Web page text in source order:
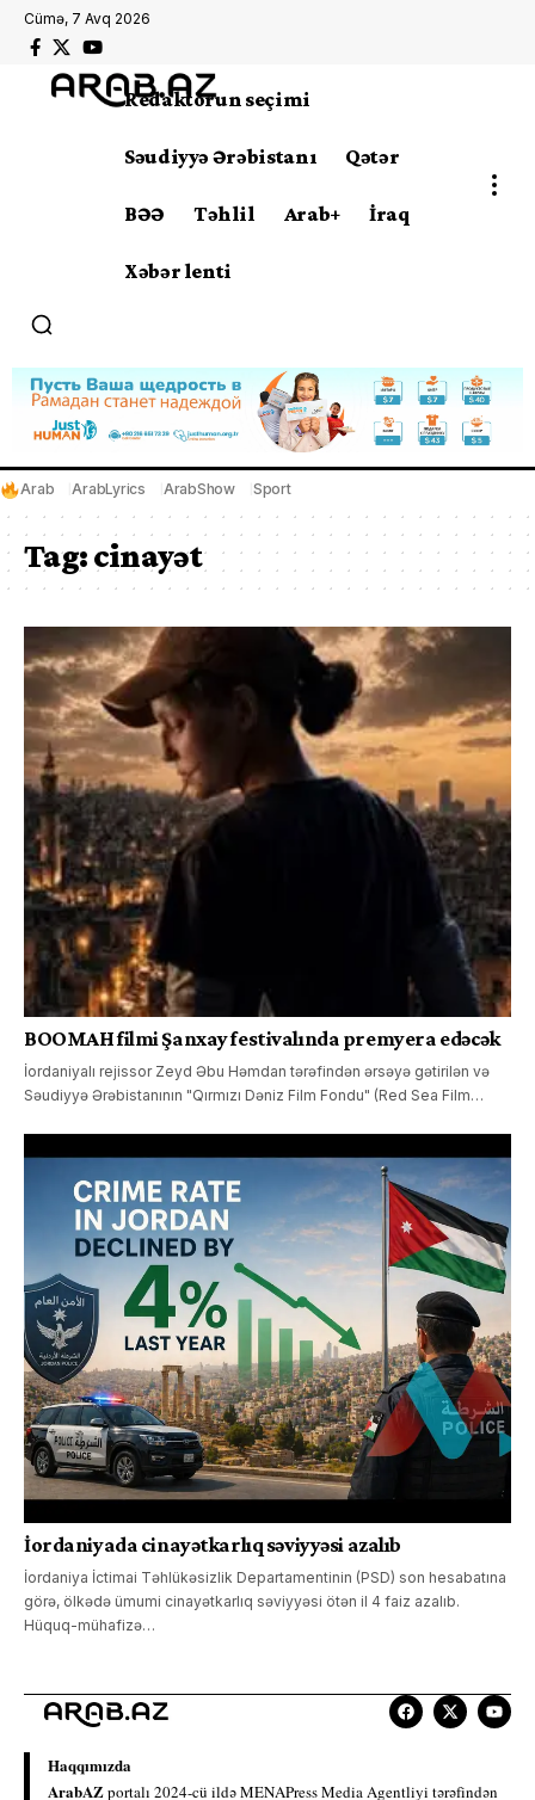
Cümə, 7 Avq 2026
Redaktorun seçimi
Səudiyyə Ərəbistanı Qətər
BƏƏ Təhlil Arab+ İraq
Xəbər lenti
Arab ArabLyrics ArabShow Sport
Tag:cinayət
BOOMAH filmi Şanxay festivalında premyera edəcək
İordaniyalı rejissor Zeyd Əbu Həmdan tərəfindən ərsəyə gətirilən və
Səudiyyə Ərəbistanının "Qırmızı Dəniz Film Fondu" (Red Sea Film…
İordaniyada cinayətkarlıq səviyyəsi azalıb
İordaniya İctimai Təhlükəsizlik Departamentinin (PSD) son hesabatına
görə, ölkədə ümumi cinayətkarlıq səviyyəsi ötən il 4 faiz azalıb.
Hüquq-mühafizə…
Haqqımızda
ArabAZportalı 2024-cü ildə MENAPress Media Agentliyi tərəfindən